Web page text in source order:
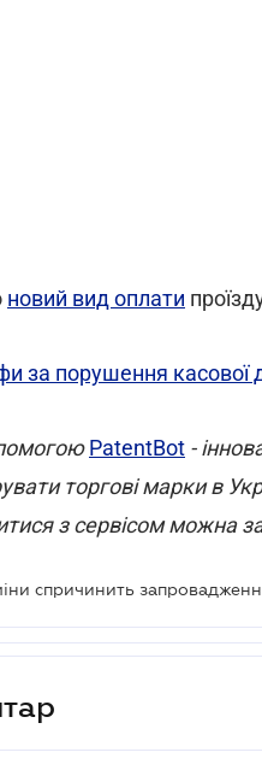
новий вид оплати
за порушення касової
PatentBot -
торгові марки в
з сервісом можна
спричинить